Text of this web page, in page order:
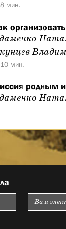
8 мин.
10 мин.
родным и